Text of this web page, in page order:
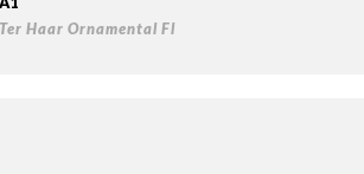
Ter Haar Ornamental Fl